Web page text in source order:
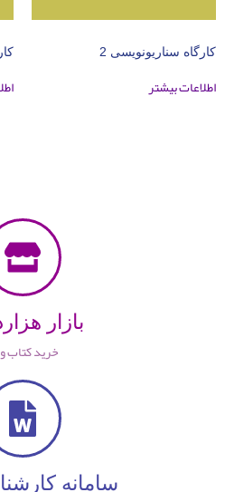
کارگاه سناریونویسی 2
اطلاعات بیشتر
بازار
خرید کتاب
سامانه